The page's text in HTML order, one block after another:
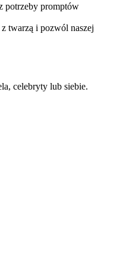
potrzeby promptów
twarzą i pozwól naszej
celebryty lub siebie.